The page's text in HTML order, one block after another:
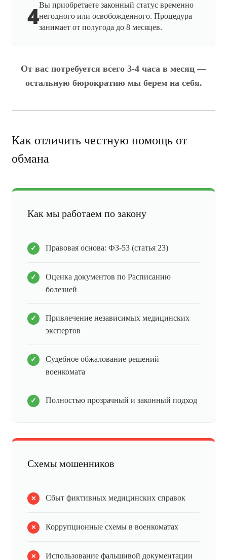
4Вы приобретаете законный статус временно
негодного или освобожденного. Процедура
занимает от полугода до 8 месяцев.
От вас потребуется всего 3-4 часа в месяц —
остальную бюрократию мы берем на себя.
Как отличить честную помощь от
обмана
Как мы работаем по закону
Правовая основа: ФЗ-53 (статья 23)
Оценка документов по Расписанию
болезней
Привлечение независимых медицинских
экспертов
Судебное обжалование решений
военкомата
Полностью прозрачный и законный подход
Схемы мошенников
Сбыт фиктивных медицинских справок
Коррупционные схемы в военкоматах
Использование фальшивой документации